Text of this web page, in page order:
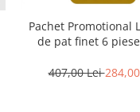
Pachet Promotional
de pat finet 6
407,00 Lei